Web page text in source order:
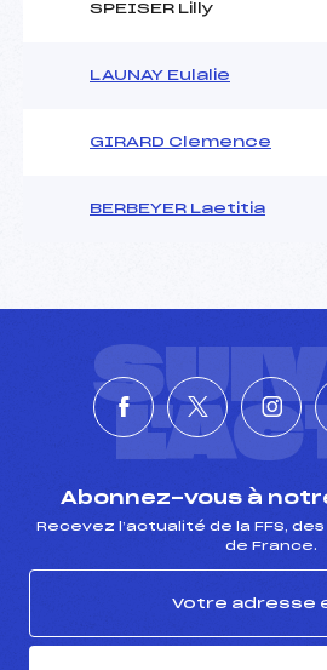
SPEISER Lilly
LAUNAY Eulalie
GIRARD Clemence
BERBEYER Laetitia
Abonnez-vous à
Recevez l’actualité de la FFS,
de France.